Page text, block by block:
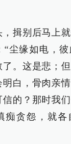
揖别后马上
“尘缘如电，
。这是悲；
明白，骨肉亲
的？那时我
痴贪怨，就各